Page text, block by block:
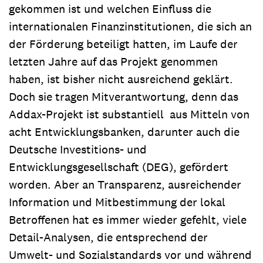
gekommen ist und welchen Einfluss die
internationalen Finanzinstitutionen, die sich an
der Förderung beteiligt hatten, im Laufe der
letzten Jahre auf das Projekt genommen
haben, ist bisher nicht ausreichend geklärt.
Doch sie tragen Mitverantwortung, denn das
Addax-Projekt ist substantiell aus Mitteln von
acht Entwicklungsbanken, darunter auch die
Deutsche Investitions- und
Entwicklungsgesellschaft (DEG), gefördert
worden. Aber an Transparenz, ausreichender
Information und Mitbestimmung der lokal
Betroffenen hat es immer wieder gefehlt, viele
Detail-Analysen, die entsprechend der
Umwelt- und Sozialstandards vor und während